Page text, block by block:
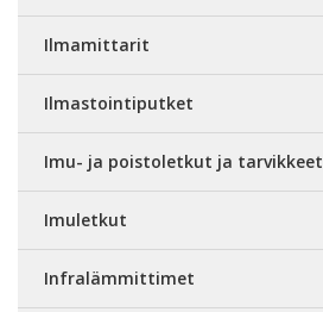
Ilmamittarit
Ilmastointiputket
Imu- ja poistoletkut ja tarvikkeet
Imuletkut
Infralämmittimet